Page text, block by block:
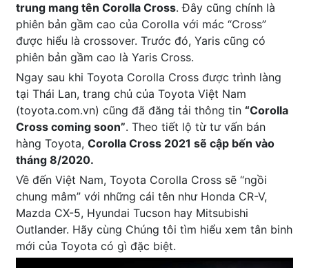
trung mang tên Corolla Cross. Đây cũng chính là
phiên bản gầm cao của Corolla với mác “Cross”
được hiểu là crossover. Trước đó, Yaris cũng có
phiên bản gầm cao là Yaris Cross.
Ngay sau khi Toyota Corolla Cross được trình làng
tại Thái Lan, trang chủ của Toyota Việt Nam
(toyota.com.vn) cũng đã đăng tải thông tin “Corolla
Cross coming soon”. Theo tiết lộ từ tư vấn bán
hàng Toyota, Corolla Cross 2021 sẽ cập bến vào
tháng 8/2020.
Về đến Việt Nam, Toyota Corolla Cross sẽ “ngồi
chung mâm” với những cái tên như Honda CR-V,
Mazda CX-5, Hyundai Tucson hay Mitsubishi
Outlander. Hãy cùng Chúng tôi tìm hiểu xem tân binh
mới của Toyota có gì đặc biệt.